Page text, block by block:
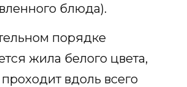
блюда).
порядке
жила белого цвета,
вдоль всего